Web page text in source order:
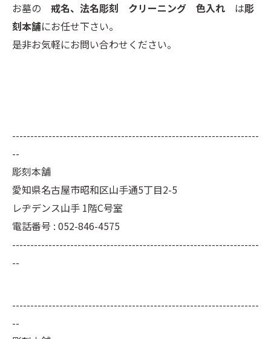
お墓の 戒名、法名彫刻 クリーニング 色入れ は彫
刻本舗にお任せ下さい。
是非お気軽にお問い合わせください。
--------------------------------------------------------------------
--
彫刻本舗
愛知県名古屋市昭和区山手通5丁目2-5
レヂデンス山手 1階C号室
電話番号 : 052-846-4575
--------------------------------------------------------------------
--
--------------------------------------------------------------------
--